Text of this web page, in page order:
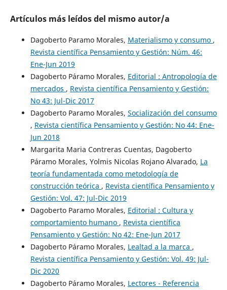
Artículos más leídos del mismo autor/a
Dagoberto Paramo Morales, Materialismo y consumo ,
Revista científica Pensamiento y Gestión: Núm. 46:
Ene-Jun 2019
Dagoberto Páramo Morales, Editorial : Antropología de
mercados , Revista científica Pensamiento y Gestión:
No 43: Jul-Dic 2017
Dagoberto Paramo Morales, Socialización del consumo
, Revista científica Pensamiento y Gestión: No 44: Ene-
Jun 2018
Margarita Maria Contreras Cuentas, Dagoberto
Páramo Morales, Yolmis Nicolas Rojano Alvarado, La
teoría fundamentada como metodología de
construcción teórica , Revista científica Pensamiento y
Gestión: Vol. 47: Jul-Dic 2019
Dagoberto Paramo Morales, Editorial : Cultura y
comportamiento humano , Revista científica
Pensamiento y Gestión: No 42: Ene-Jun 2017
Dagoberto Páramo Morales, Lealtad a la marca ,
Revista científica Pensamiento y Gestión: Vol. 49: Jul-
Dic 2020
Dagoberto Páramo Morales, Lectores - Referencia